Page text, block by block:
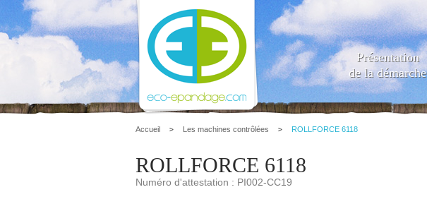
Présentation
de la démarche
Accueil Les machines contrôlées ROLLFORCE 6118
ROLLFORCE 6118
Numéro d'attestation : PI002-CC19